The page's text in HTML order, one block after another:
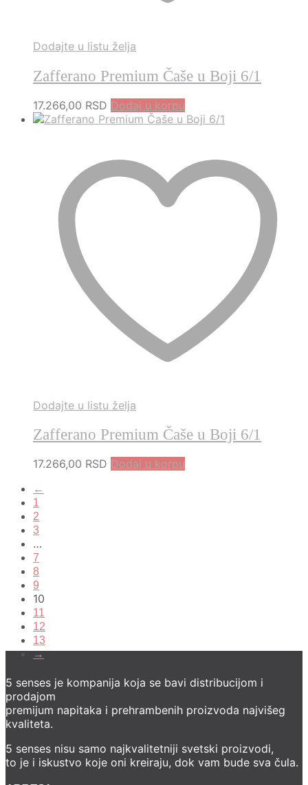
Dodajte u listu želja
Zafferano Premium Čaše u Boji 6/1
17.266,00 RSD Dodaj u korpu
Dodajte u listu želja
Zafferano Premium Čaše u Boji 6/1
17.266,00 RSD Dodaj u korpu
←
1
2
3
…
7
8
9
10
11
12
13
→
5 senses je kompanija koja se bavi distribucijom i
prodajom
premijum napitaka i prehrambenih proizvoda najvišeg
kvaliteta.
5 senses nisu samo najkvalitetniji svetski proizvodi,
to je i iskustvo koje oni kreiraju, dok vam bude sva čula.